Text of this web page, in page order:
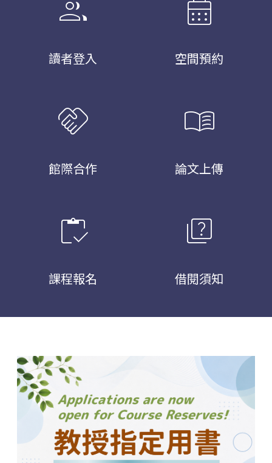
group
讀者登入
calendar_month
空間預約
handshake
館際合作
menu_book
論文上傳
inventory
課程報名
quiz
借閱須知